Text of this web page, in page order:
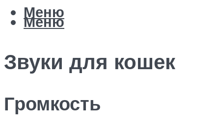
Меню
Меню
Звуки для кошек
Громкость